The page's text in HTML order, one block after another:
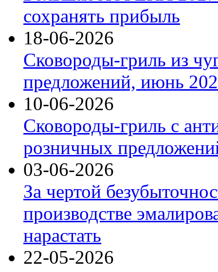
сохранять прибыль
18-06-2026
Сковороды-гриль из
предложений, июнь
10-06-2026
Сковороды-гриль с
розничных
03-06-2026
За чертой
производстве
нарастать
22-05-2026